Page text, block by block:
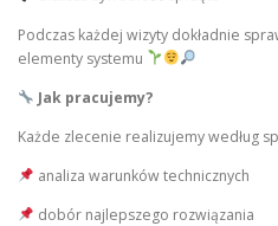
Podczas każdej wizyty dokładnie
elementy systemu
Jak pracujemy?
Każde zlecenie realizujemy według
analiza warunków technicznych
dobór najlepszego rozwiązania